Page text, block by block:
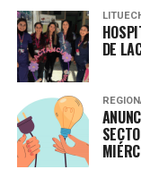
DE